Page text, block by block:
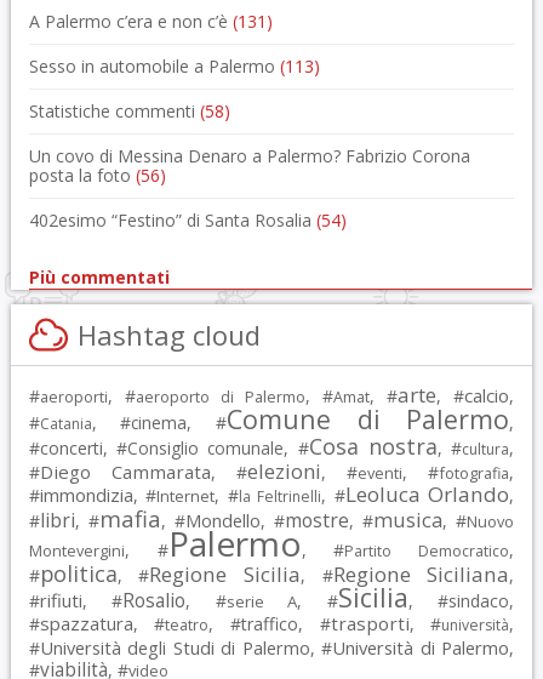
A Palermo c’era e non c’è (131)
Sesso in automobile a Palermo (113)
Statistiche commenti (58)
Un covo di Messina Denaro a Palermo? Fabrizio Corona
posta la foto (56)
402esimo “Festino” di Santa Rosalia (54)
Più commentati
Hashtag cloud
#aeroporti, #aeroporto di Palermo, #Amat, #arte, #calcio,
#Catania, #cinema, #Comune di Palermo,
#concerti, #Consiglio comunale, #Cosa nostra, #cultura,
#Diego Cammarata, #elezioni, #eventi, #fotografia,
#immondizia, #Internet, #la Feltrinelli, #Leoluca Orlando,
#libri, #mafia, #Mondello, #mostre, #musica, #Nuovo
Montevergini, #Palermo, #Partito Democratico,
#politica, #Regione Sicilia, #Regione Siciliana,
#rifiuti, #Rosalio, #serie A, #Sicilia, #sindaco,
#spazzatura, #teatro, #traffico, #trasporti, #università,
#Università degli Studi di Palermo, #Università di Palermo,
#viabilità, #video